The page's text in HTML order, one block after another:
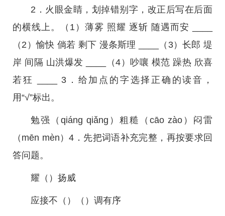
2．火眼金睛，划掉错别字，改正后写在后面
的横线上。（1）薄雾 照耀 逐斩 随遇而安 ____
（2）愉快 倘若 剩下 漫条斯理 ____（3）长郎 堤
岸 间隔 山洪爆发 ____（4）吵嚷 模范 躁热 欣喜
若狂 ____ 3．给加点的字选择正确的读音，
用“√”标出。
勉强（qiáng qiǎng）粗糙（cāo zào）闷雷
（mēn mèn）4．先把词语补充完整，再按要求回
答问题。
耀（）扬威
应接不（）（）调有序